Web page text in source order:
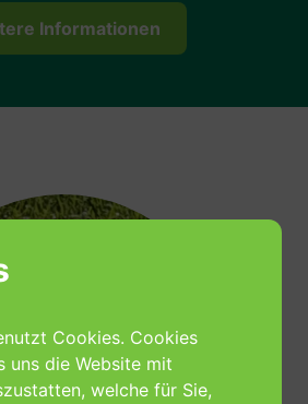
Cookies. Cookies
uns die Website mit
welche für Sie,
Informationen